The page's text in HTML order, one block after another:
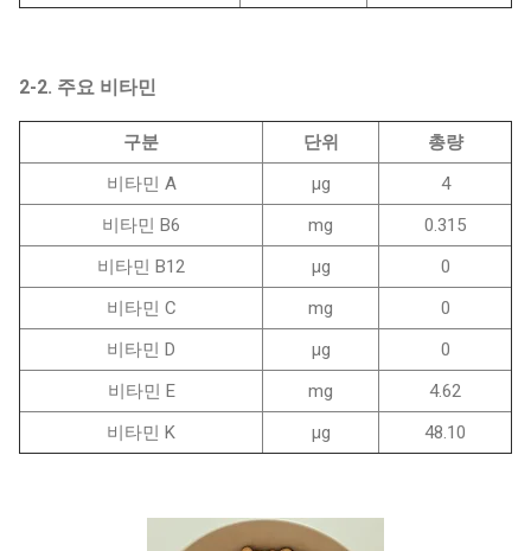
2-2. 주요 비타민
구분 단위
총량
비타민 A
μg
4
비타민 B6
mg
0.315
비타민 B12
μg
0
비타민 C
mg
0
비타민 D
μg
0
비타민 E
mg
4.62
비타민 K
μg 48.10